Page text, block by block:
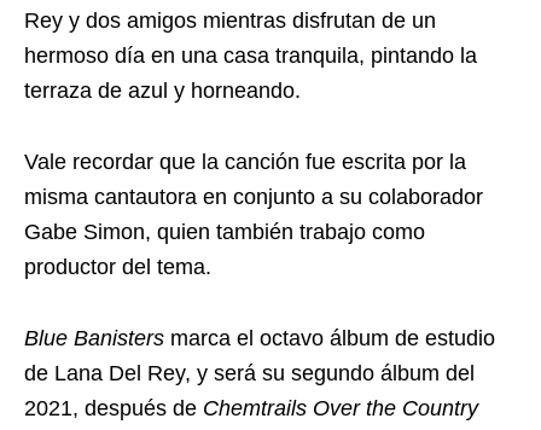
Rey y dos amigos mientras disfrutan de un
hermoso día en una casa tranquila, pintando la
terraza de azul y horneando.
Vale recordar que la canción fue escrita por la
misma cantautora en conjunto a su colaborador
Gabe Simon, quien también trabajo como
productor del tema.
Blue Banisters marca el octavo álbum de estudio
de Lana Del Rey, y será su segundo álbum del
2021, después de Chemtrails Over the Country